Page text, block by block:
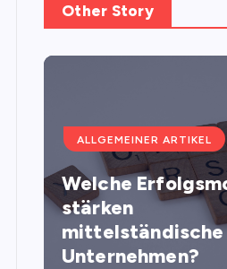
Other Story
ALLGEMEINER ARTIKEL
Welche
stärken
mittelständische
Unternehmen?